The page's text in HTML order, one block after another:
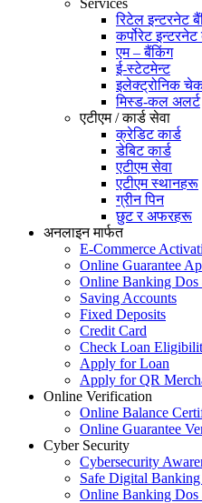
Services
रिटेल इन्टरनेट
कर्पोरेट
एम – बैंकिंग
ई-स्टेटमेन्ट
इलेक्ट्रोनिक
मिस्ड-कल अलर्ट
एटीएम / कार्ड सेवा
क्रेडिट कार्ड
डेबिट कार्ड
एटीएम सेवा
एटीएम स्थानहरू
ग्रीन पिन
छुट र अफरहरू
अनलाइन मार्फत
E-Commerce
Online Guarantee
Online Banking Dos
Saving Accounts
Fixed Deposits
Credit Card
Check Loan
Apply for Loan
Apply for QR
Online Verification
Online Balance
Online Guarantee
Cyber Security
Cybersecurity
Safe Digital Banking
Online Banking Dos